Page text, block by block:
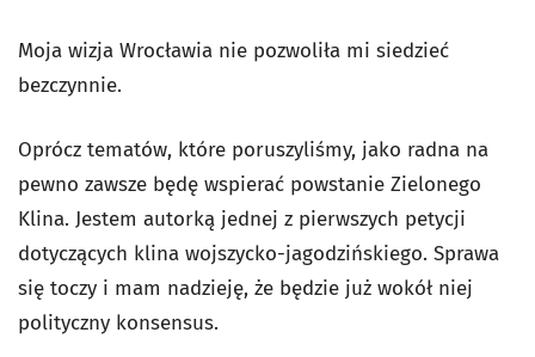
Moja wizja Wrocławia nie pozwoliła mi siedzieć
bezczynnie.
Oprócz tematów, które poruszyliśmy, jako radna na
pewno zawsze będę wspierać powstanie Zielonego
Klina. Jestem autorką jednej z pierwszych petycji
dotyczących klina wojszycko-jagodzińskiego. Sprawa
się toczy i mam nadzieję, że będzie już wokół niej
polityczny konsensus.